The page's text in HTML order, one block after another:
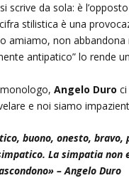
da sola: è
stilistica è una
amiamo, non abbandona
antipatico” lo rende
monologo,Angelo Duro
e noi siamo
buono, onesto,
La simpatia
– Angelo Duro